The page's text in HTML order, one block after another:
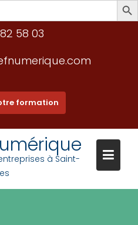
58 03
formation
à Saint-